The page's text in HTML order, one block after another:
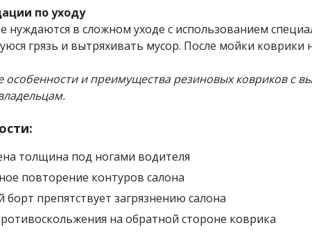
по уходу
нуждаются в сложном уходе с использованием
грязь и вытряхивать мусор. После мойки
особенности​ и преимущества резиновых ковриков с
толщина под ногами водителя
повторение контуров салона
борт препятствует загрязнению салона
на обратной стороне коврика